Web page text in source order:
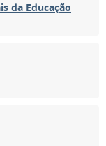
da Educação